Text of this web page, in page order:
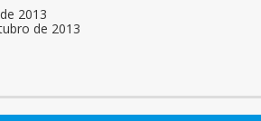
2013
de 2013